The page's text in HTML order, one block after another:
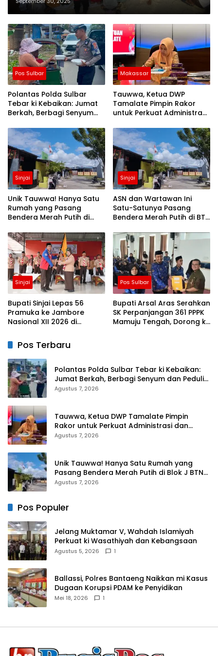
Pos Sulbar
Polantas Polda Sulbar
Tebar ki Kebaikan: Jumat
Berkah, Berbagi Senyum
Makassar
Tauwwa, Ketua DWP
Tamalate Pimpin Rakor
untuk Perkuat Administrasi
Sinjai
Unik Tauwwa! Hanya Satu
Rumah yang Pasang
Bendera Merah Putih di
Sinjai
Sinjai
ASN dan Wartawan Ini
Satu-Satunya Pasang
Bendera Merah Putih di BTN
Sinjai
Bupati Sinjai Lepas 56
Pramuka ke Jambore
Nasional XII 2026 di
Pos Sulbar
Bupati Arsal Aras Serahkan
SK Perpanjangan 361 PPPK
Mamuju Tengah, Dorong ki
Pos Terbaru
Polantas Polda Sulbar Tebar ki Kebaikan:
Jumat Berkah, Berbagi Senyum dan Peduli
Sepenuh Hati
Agustus 7, 2026
Tauwwa, Ketua DWP Tamalate Pimpin
Rakor untuk Perkuat Administrasi dan
Evaluasi Program
Agustus 7, 2026
Unik Tauwwa! Hanya Satu Rumah yang
Pasang Bendera Merah Putih di Blok J BTN
Lappa Mas 1 Sinjai
Agustus 7, 2026
Pos Populer
Jelang Muktamar V, Wahdah Islamiyah
Perkuat ki Wasathiyah dan Kebangsaan
Agustus 5, 2026 1
Ballassi, Polres Bantaeng Naikkan mi Kasus
Dugaan Korupsi PDAM ke Penyidikan
Mei 18, 2026 1